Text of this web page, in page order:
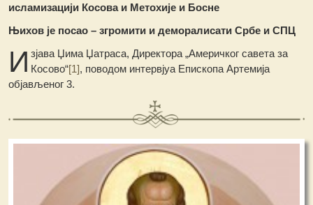
исламизацији Косова и Метохије и Босне
Њихов је посао – згромити и деморалисати Србе и СПЦ
И зјава Џима Џатраса, Директора „Америчког савета за
Косово“[1], поводом интервјуа Епископа Артемија
објављеног 3.